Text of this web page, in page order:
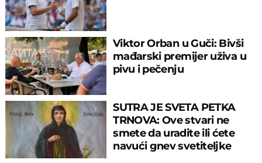
Viktor Orban u Guči: Bivši
mađarski premijer uživa u
pivu i pečenju
SUTRA JE SVETA PETKA
TRNOVA: Ove stvari ne
smete da uradite ili ćete
navući gnev svetiteljke